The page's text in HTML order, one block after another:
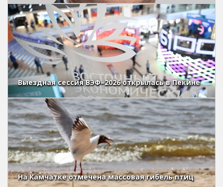
Выездная сессия ВЭФ–2026 открылась в Пекине
На Камчатке отмечена массовая гибель птиц